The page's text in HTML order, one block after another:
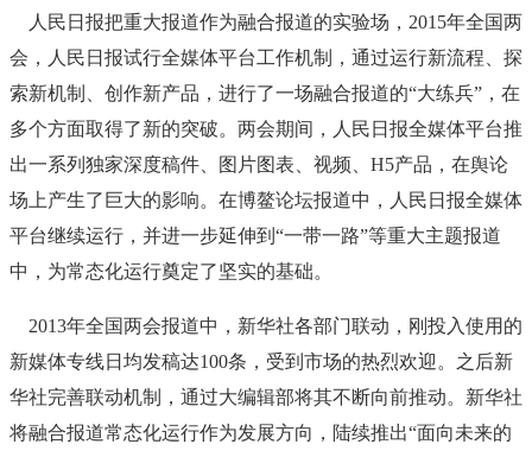
人民日报把重大报道作为融合报道的实验场，2015年全国两
会，人民日报试行全媒体平台工作机制，通过运行新流程、探
索新机制、创作新产品，进行了一场融合报道的“大练兵”，在
多个方面取得了新的突破。两会期间，人民日报全媒体平台推
出一系列独家深度稿件、图片图表、视频、H5产品，在舆论
场上产生了巨大的影响。在博鳌论坛报道中，人民日报全媒体
平台继续运行，并进一步延伸到“一带一路”等重大主题报道
中，为常态化运行奠定了坚实的基础。
2013年全国两会报道中，新华社各部门联动，刚投入使用的
新媒体专线日均发稿达100条，受到市场的热烈欢迎。之后新
华社完善联动机制，通过大编辑部将其不断向前推动。新华社
将融合报道常态化运行作为发展方向，陆续推出“面向未来的